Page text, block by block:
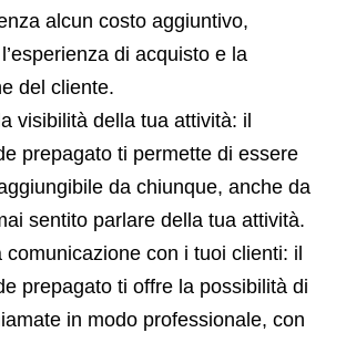
alcun costo aggiuntivo,
di acquisto e la
del cliente.
visibilità della tua attività: il
prepagato ti permette di essere
da chiunque, anche da
sentito parlare della tua attività.
comunicazione con i tuoi clienti: il
prepagato ti offre la possibilità di
in modo professionale, con